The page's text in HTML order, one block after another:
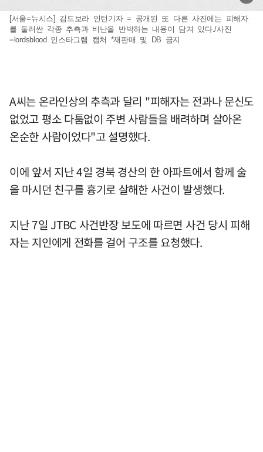
[서울=뉴시스] 김드보라 인턴기자 = 공개된 또 다른 사진에는 피해자
를 둘러싼 각종 추측과 비난을 반박하는 내용이 담겨 있다./사진
=lordsblood 인스타그램 캡처 *재판매 및 DB 금지
A씨는 온라인상의 추측과 달리 "피해자는 전과나 문신도
없었고 평소 다툼없이 주변 사람들을 배려하며 살아온
온순한 사람이었다"고 설명했다.
이에 앞서 지난 4일 경북 경산의 한 아파트에서 함께 술
을 마시던 친구를 흉기로 살해한 사건이 발생했다.
지난 7일 JTBC 사건반장 보도에 따르면 사건 당시 피해
자는 지인에게 전화를 걸어 구조를 요청했다.